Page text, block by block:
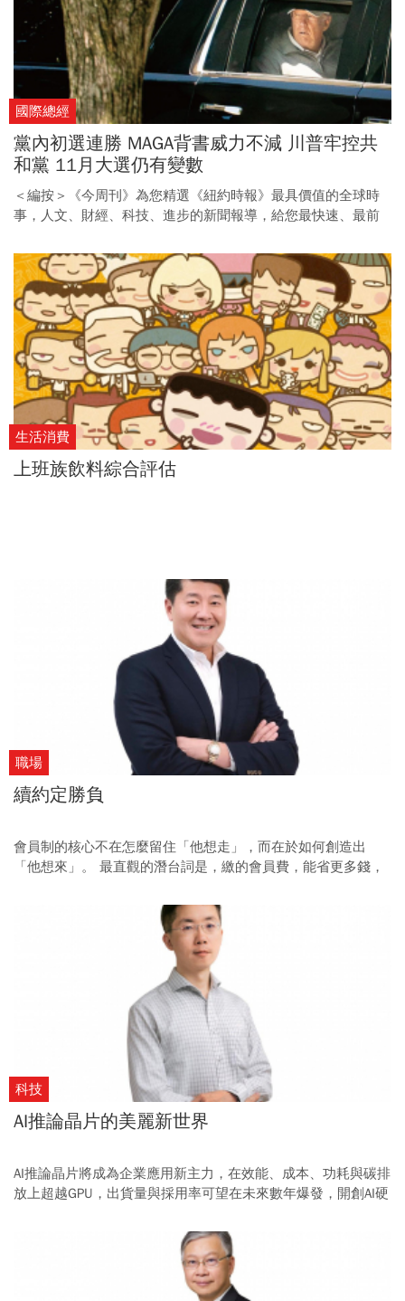
國際總經
黨內初選連勝 MAGA背書威力不減 川普牢控共
和黨 11月大選仍有變數
＜編按＞《今周刊》為您精選《紐約時報》最具價值的全球時
事，人文、財經、科技、進步的新聞報導，給您最快速、最前
生活消費
上班族飲料綜合評估
職場
續約定勝負
會員制的核心不在怎麼留住「他想走」，而在於如何創造出
「他想來」。 最直觀的潛台詞是，繳的會員費，能省更多錢，
科技
AI推論晶片的美麗新世界
AI推論晶片將成為企業應用新主力，在效能、成本、功耗與碳排
放上超越GPU，出貨量與採用率可望在未來數年爆發，開創AI硬